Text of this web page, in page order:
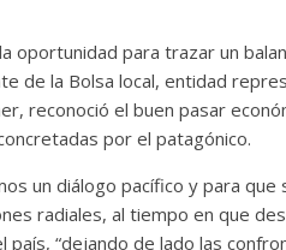
oportunidad para trazar un
de la Bolsa local, entidad
reconoció el buen pasar
por el patagónico.
un diálogo pacífico y para
radiales, al tiempo en que
“dejando de lado las